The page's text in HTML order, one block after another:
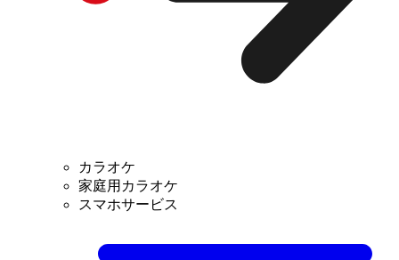
カラオケ
家庭用カラオケ
スマホサービス